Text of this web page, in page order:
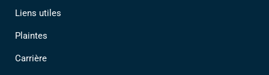
Liens utiles
Plaintes
Carrière